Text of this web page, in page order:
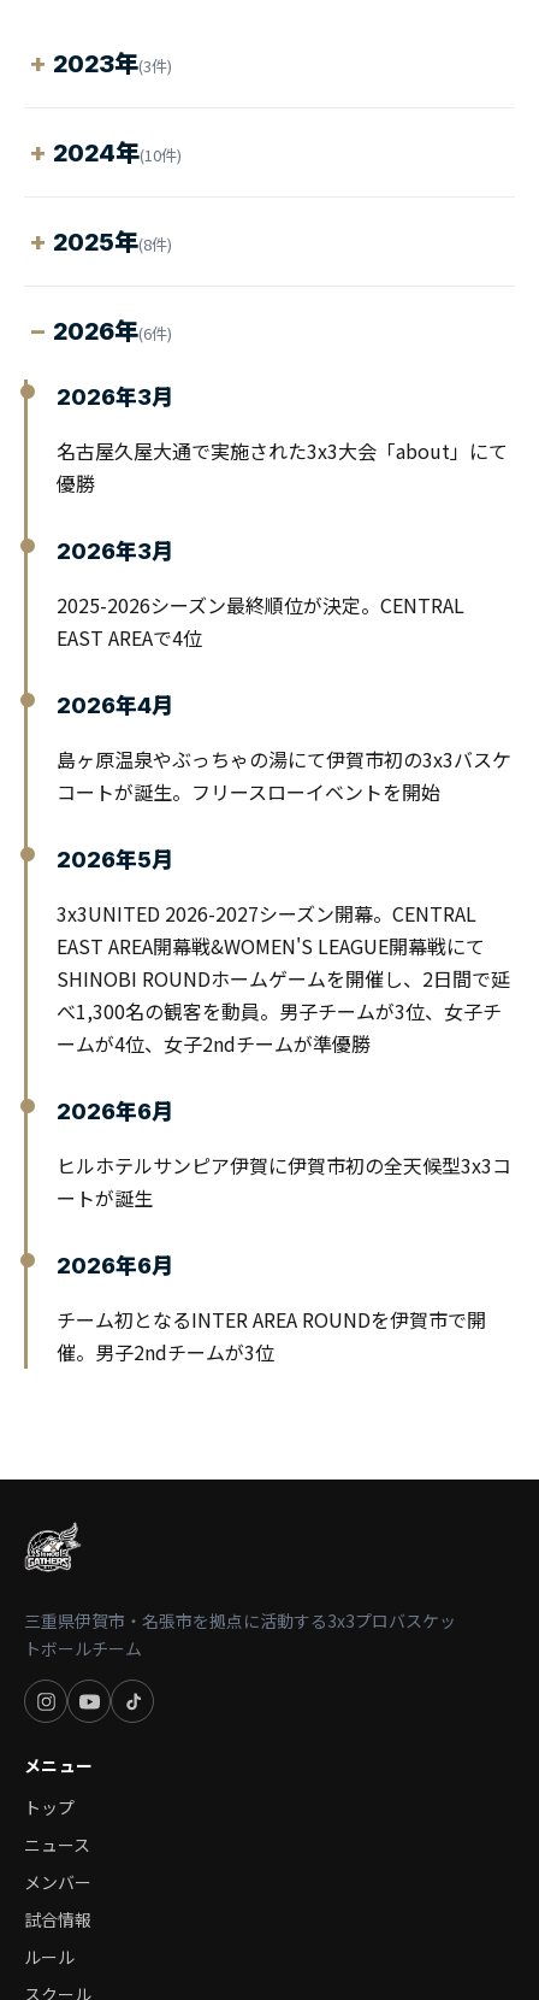
2023年(3件)
2024年(10件)
2025年(8件)
2026年(6件)
2026年3月
名古屋久屋大通で実施された3x3大会「about」にて
優勝
2026年3月
2025-2026シーズン最終順位が決定。CENTRAL
EAST AREAで4位
2026年4月
島ヶ原温泉やぶっちゃの湯にて伊賀市初の3x3バスケ
コートが誕生。フリースローイベントを開始
2026年5月
3x3UNITED 2026-2027シーズン開幕。CENTRAL
EAST AREA開幕戦&WOMEN'S LEAGUE開幕戦にて
SHINOBI ROUNDホームゲームを開催し、2日間で延
べ1,300名の観客を動員。男子チームが3位、女子チ
ームが4位、女子2ndチームが準優勝
2026年6月
ヒルホテルサンピア伊賀に伊賀市初の全天候型3x3コ
ートが誕生
2026年6月
チーム初となるINTER AREA ROUNDを伊賀市で開
催。男子2ndチームが3位
三重県伊賀市・名張市を拠点に活動する3x3プロバスケッ
トボールチーム
メニュー
トップ
ニュース
メンバー
試合情報
ルール
スクール